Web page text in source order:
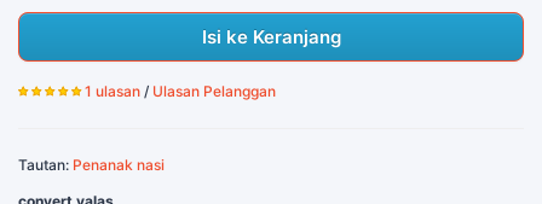
Isi ke Keranjang
1 ulasan / Ulasan Pelanggan
Tautan: Penanak nasi